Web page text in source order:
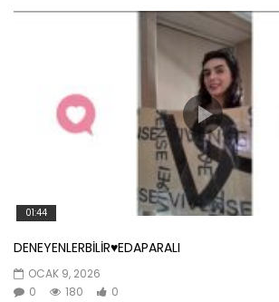
01:44
DENEYENLERBİLİR♥️EDAPARALI
OCAK 9, 2026
0
180 0